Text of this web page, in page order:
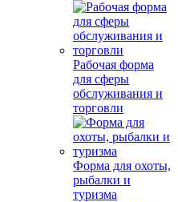
Рабочая форма
для сферы
обслуживания и
торговли
Форма для охоты,
рыбалки и
туризма